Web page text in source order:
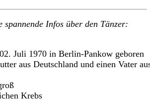
spannende Infos über den Tänzer:
Juli 1970 in Berlin-Pankow geboren
aus Deutschland und einen Vater
Krebs